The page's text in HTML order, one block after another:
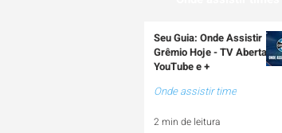
Seu Guia: Onde Assistir
Grêmio Hoje - TV Aberta,
YouTube e +
Onde assistir time
2 min de leitura